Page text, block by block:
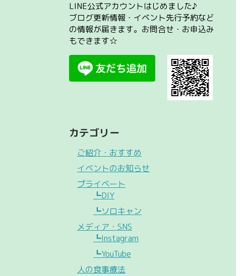
LINE公式アカウントはじめました♪
ブログ更新情報・イベント先行予約など
の情報が届きます。お問合せ・お申込み
もできます☆
カテゴリー
ご紹介・おすすめ
イベントのお知らせ
プライベート
┗DIY
┗ソロキャン
メディア・SNS
┗Instagram
┗YouTube
人の食事療法